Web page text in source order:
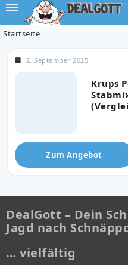
Startseite
Krups
2. September 2025
Zum Angebot
DealGott – Dein
Jagd nach
… vielfältig